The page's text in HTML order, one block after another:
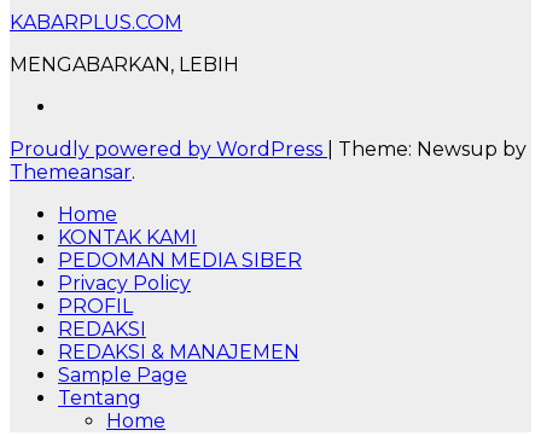
KABARPLUS.COM
MENGABARKAN, LEBIH
Proudly powered by WordPress
Theme: Newsup by
Themeansar.
Home
KONTAK KAMI
PEDOMAN MEDIA SIBER
Privacy Policy
PROFIL
REDAKSI
REDAKSI & MANAJEMEN
Sample Page
Tentang
Home